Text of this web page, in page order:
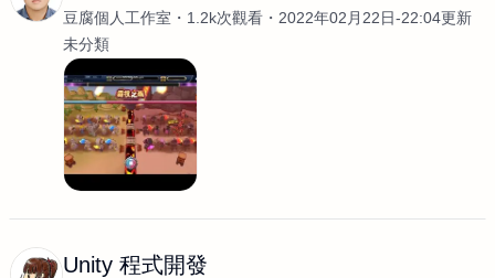
豆腐個人工作室 1.2k次觀看
2022年02月22日-22:04更新
未分類
Unity 程式開發